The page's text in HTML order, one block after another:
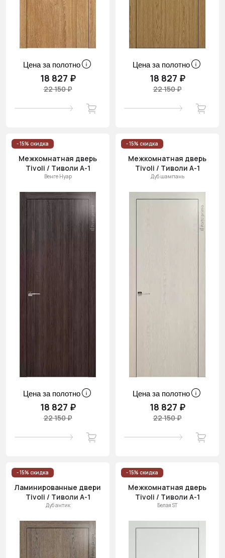
Цена за полотно
18 827 ₽
22 150 ₽
Цена за полотно
18 827 ₽
22 150 ₽
- 15% скидка
Межкомнатная дверь
Tivoli / Тиволи А-1
Венге Нуар
Цена за полотно
18 827 ₽
22 150 ₽
- 15% скидка
Межкомнатная дверь
Tivoli / Тиволи А-1
Дуб шампань
Цена за полотно
18 827 ₽
22 150 ₽
- 15% скидка
Ламинированные двери
Tivoli / Тиволи А-1
Дуб антик
- 15% скидка
Межкомнатная дверь
Tivoli / Тиволи А-1
Белая ST